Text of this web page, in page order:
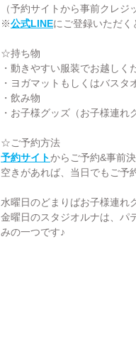
（予約サイトから事前クレジ
※公式LINEにご登録いただく
☆持ち物
・動きやすい服装でお越しく
・ヨガマットもしくはバスタ
・飲み物
・お子様グッズ（お子様連れ
☆ご予約方法
予約サイトからご予約&事前
空きがあれば、当日でもご予
水曜日のどまりばお子様連れ
金曜日のスタジオルナは、パ
みの一つです♪